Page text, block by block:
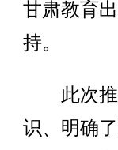
甘肃教育
持。
此次推
识、明确